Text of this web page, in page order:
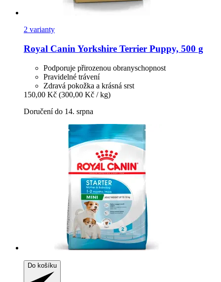
2 varianty
Royal Canin Yorkshire Terrier Puppy, 500 g
Podporuje přirozenou obranyschopnost
Pravidelné trávení
Zdravá pokožka a krásná srst
150,00 Kč (300,00 Kč / kg)
Doručení do 14. srpna
Do košíku